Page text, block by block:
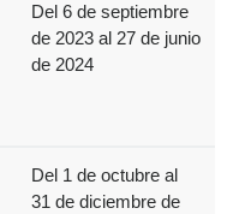
Del 6 de septiembre
de 2023 al 27 de junio
de 2024
Del 1 de octubre al
31 de diciembre de